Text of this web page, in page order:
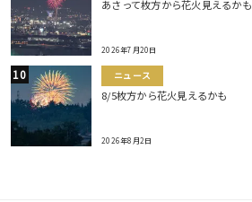
あさって枚方から花火見えるかも
2026年7月20日
ニュース
8/5枚方から花火見えるかも
2026年8月2日